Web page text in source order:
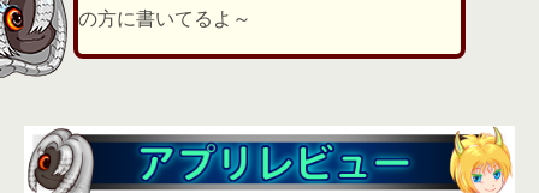
の方に書いてるよ～